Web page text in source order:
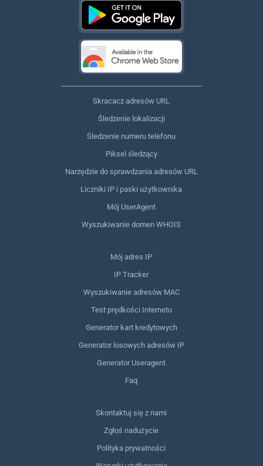
Skracacz adresów URL
Śledzenie lokalizacji
Śledzenie numeru telefonu
Piksel śledzący
Narzędzie do sprawdzania adresów URL
Liczniki IP i paski użytkownika
Mój UserAgent
Wyszukiwanie domen WHOIS
Mój adres IP
IP Tracker
Wyszukiwanie adresów MAC
Test prędkości Internetu
Generator kart kredytowych
Generator losowych adresów IP
Generator Useragent
Faq
Skontaktuj się z nami
Zgłoś nadużycie
Polityka prywatności